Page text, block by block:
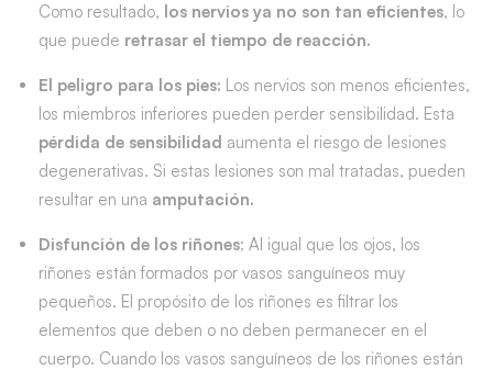
Como resultado, los nervios ya no son tan eficientes, lo
que puede retrasar el tiempo de reacción.
El peligro para los pies: Los nervios son menos eficientes,
los miembros inferiores pueden perder sensibilidad. Esta
pérdida de sensibilidad aumenta el riesgo de lesiones
degenerativas. Si estas lesiones son mal tratadas, pueden
resultar en una amputación.
Disfunción de los riñones: Al igual que los ojos, los
riñones están formados por vasos sanguíneos muy
pequeños. El propósito de los riñones es filtrar los
elementos que deben o no deben permanecer en el
cuerpo. Cuando los vasos sanguíneos de los riñones están